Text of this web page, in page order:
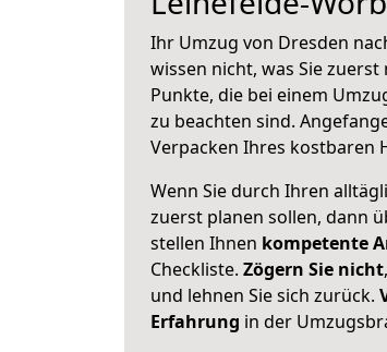
Ihr Umzug von Dresden
wissen nicht, was Sie
Punkte, die bei einem
zu beachten sind.
Verpacken Ihres kostbaren
Wenn Sie durch Ihren
zuerst planen sollen, dann
stellen Ihnen kompetente
Checkliste. Zögern Sie nicht
und lehnen Sie sich zurück.
Erfahrung in der